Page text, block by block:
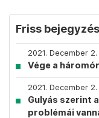
Friss
2021. December 2.
Vége a
2021. December 2.
Gulyás szerint
problémái